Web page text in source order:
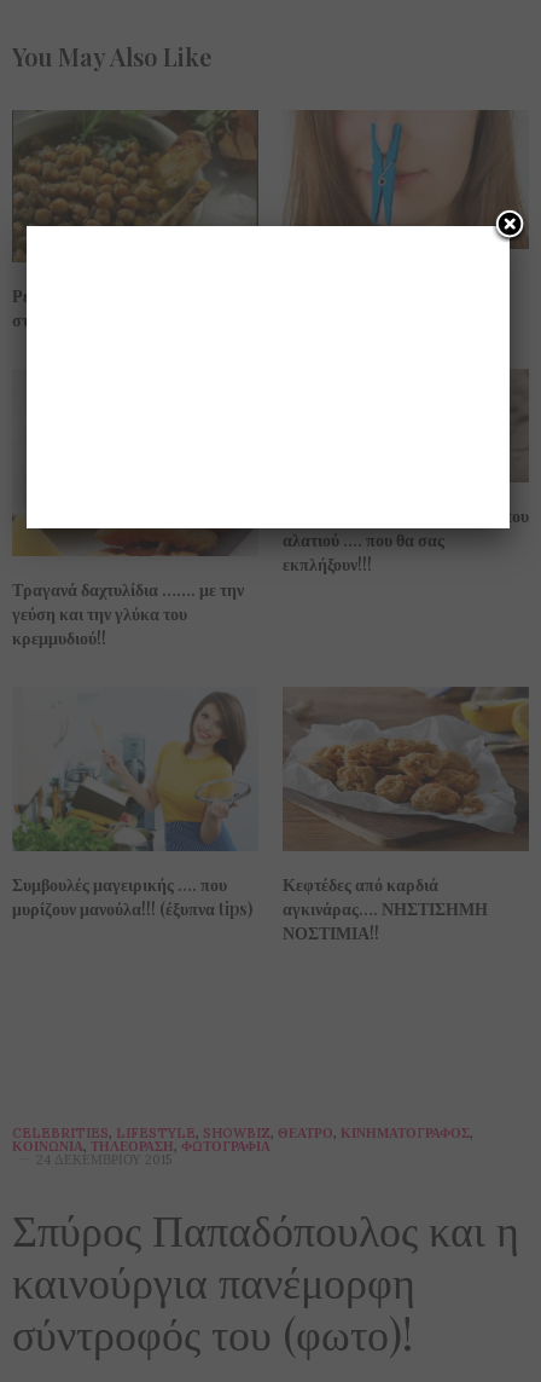
You May Also Like
Ρεβίθια.. όπως τα μαγειρεύουν
στην Σίφνο (παραδοσιακά)!!
Τραγανά δαχτυλίδια ……. με την
γεύση και την γλύκα του
κρεμμυδιού!!
Μάθετε τις πολλαπλές χρήσεις του
αλατιού …. που θα σας
εκπλήξουν!!!
Συμβουλές μαγειρικής …. που
μυρίζουν μανούλα!!! (έξυπνα tips)
Κεφτέδες από καρδιά
αγκινάρας…. ΝΗΣΤΙΣΗΜΗ
ΝΟΣΤΙΜΙΑ!!
CELEBRITIES, LIFESTYLE, SHOWBIZ, ΘΈΑΤΡΟ, ΚΙΝΗΜΑΤΟΓΡΆΦΟΣ,
ΚΟΙΝΩΝΊΑ, ΤΗΛΕΌΡΑΣΗ, ΦΩΤΟΓΡΑΦΊΑ
24 ΔΕΚΕΜΒΡΊΟΥ 2015
Σπύρος Παπαδόπουλος και η
καινούργια πανέμορφη
σύντροφός του (φωτο)!